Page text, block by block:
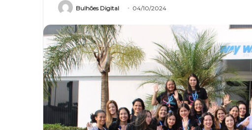
Bulhões Digital 04/10/2024